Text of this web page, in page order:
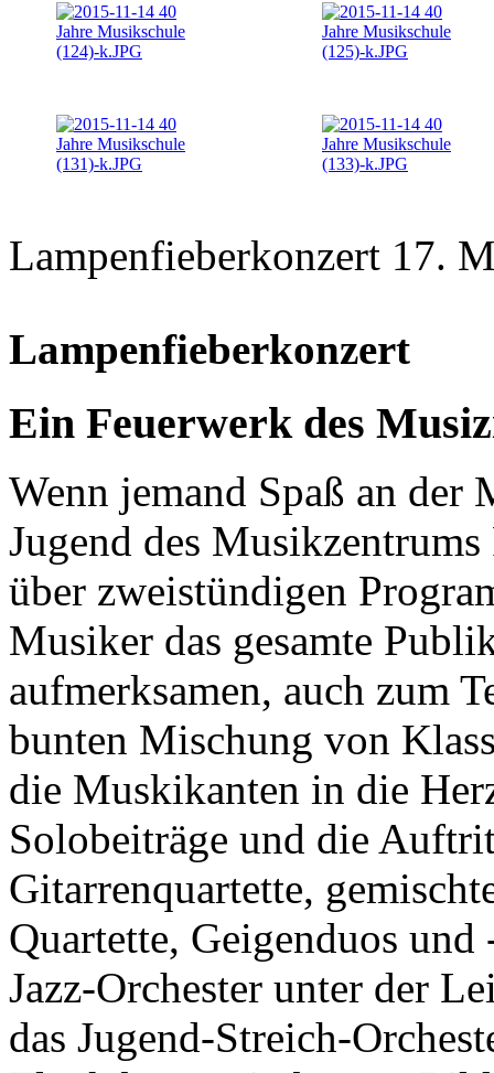
Lampenfieberkonzert 17.
Lampenfieberkonzert
Ein Feuerwerk des
Wenn jemand Spaß an der
Jugend des Musikzentrums
über zweistündigen
Musiker das gesamte
aufmerksamen, auch zum
bunten Mischung von
die Muskikanten in die
Solobeiträge und die
Gitarrenquartette,
Quartette, Geigenduos
Jazz-Orchester unter der
das Jugend-Streich-